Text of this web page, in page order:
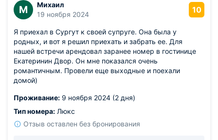
М
Михаил
19 ноября 2024
10
Я приехал в Сургут к своей супруге. Она была у
родных, и вот я решил приехать и забрать ее. Для
нашей встречи арендовал заранее номер в гостинице
Екатеринин Двор. Он мне показался очень
романтичным. Провели еще выходные и поехали
домой)
Проживание: 9 ноября 2024 (2 дня)
Тип номера: Люкс
Отзыв оставлен без бронирования